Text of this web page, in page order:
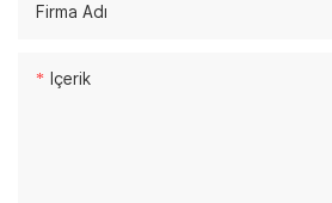
Firma Adı
Içerik